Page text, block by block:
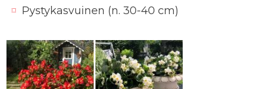
Pystykasvuinen (n. 30-40 cm)